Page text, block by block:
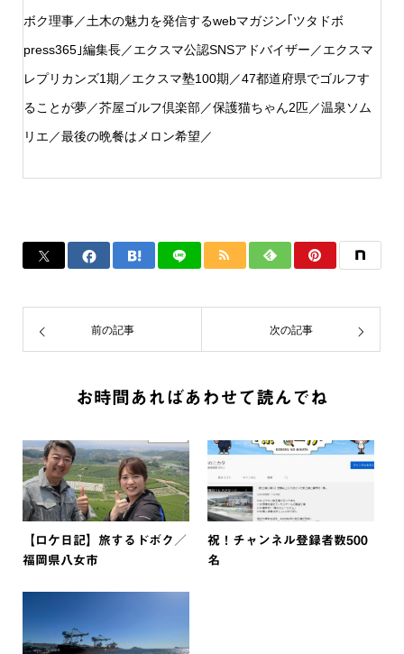
ボク理事／土木の魅力を発信するwebマガジン｢ツタドボ
press365｣編集長／エクスマ公認SNSアドバイザー／エクスマ
レプリカンズ1期／エクスマ塾100期／47都道府県でゴルフす
ることが夢／芥屋ゴルフ倶楽部／保護猫ちゃん2匹／温泉ソム
リエ／最後の晩餐はメロン希望／
前の記事 次の記事
お時間あればあわせて読んでね
【ロケ日記】旅するドボク／
福岡県八女市
祝！チャンネル登録者数500
名